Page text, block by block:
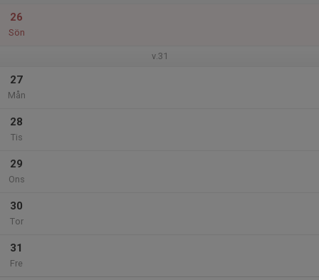
26
Sön
v.31
27
Mån
28
Tis
29
Ons
30
Tor
31
Fre